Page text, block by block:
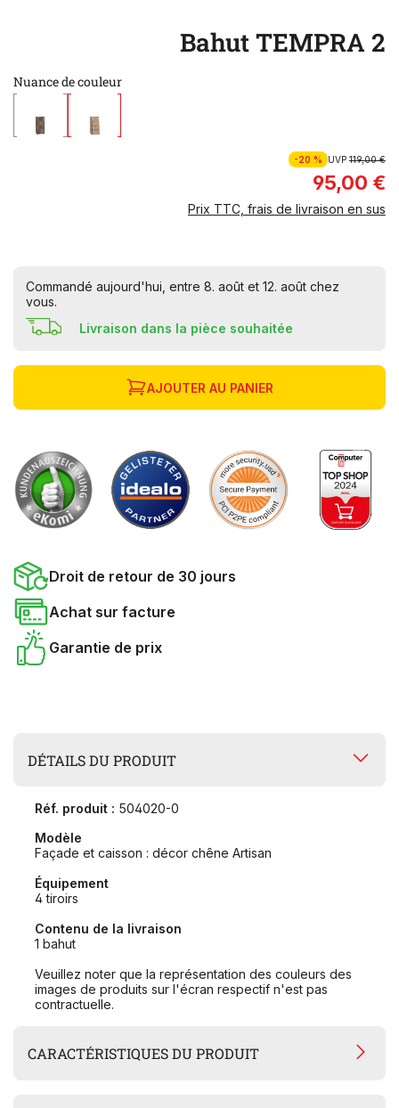
Bahut TEMPRA 2
Nuance de couleur
-20 % UVP119,00 €
95,00 €
Prix TTC, frais de livraison en sus
Commandé aujourd'hui, entre 8. août et 12. août chez
vous.
Livraison dans la pièce souhaitée
AJOUTER AU PANIER
Droit de retour de 30 jours
Achat sur facture
Garantie de prix
DÉTAILS DU PRODUIT
Réf. produit : 504020-0
Modèle
Façade et caisson : décor chêne Artisan
Équipement
4 tiroirs
Contenu de la livraison
1 bahut
Veuillez noter que la représentation des couleurs des
images de produits sur l'écran respectif n'est pas
contractuelle.
CARACTÉRISTIQUES DU PRODUIT